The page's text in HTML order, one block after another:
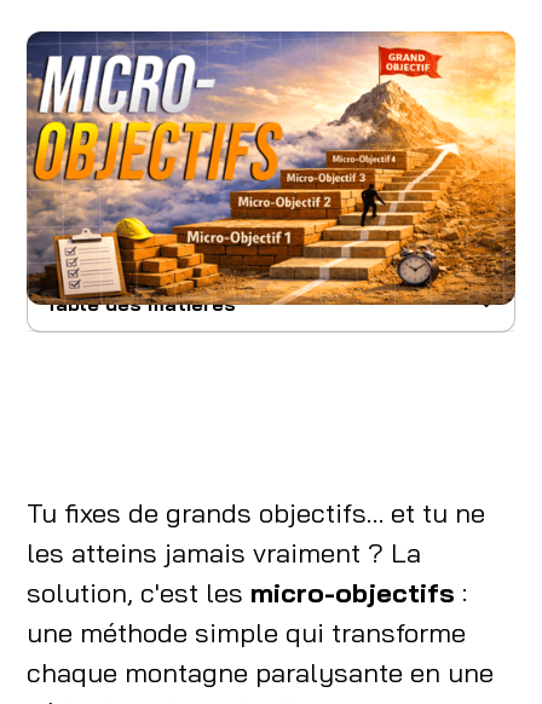
Sommaire :
Table des matières
Ta feuille de route pour raccourcir le chemin
Comment savoir si tu progresses vraiment
FAQ
Tu fixes de grands objectifs… et tu ne
les atteins jamais vraiment ? La
solution, c'est les micro-objectifs :
une méthode simple qui transforme
chaque montagne paralysante en une